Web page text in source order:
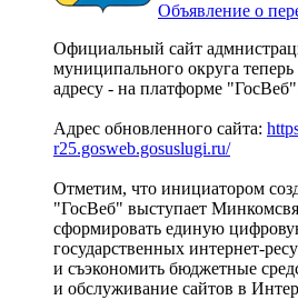
Объявление о
Официальный сайт
муниципального округа
адресу - на платформе
Адрес обновленного сайта:
r25.gosweb.gosuslugi.ru/
Отметим, что инициатором
"ГосВеб" выступает
сформировать единую
государственных интернет-
и съэкономить бюджетные
и обслуживание сайтов в